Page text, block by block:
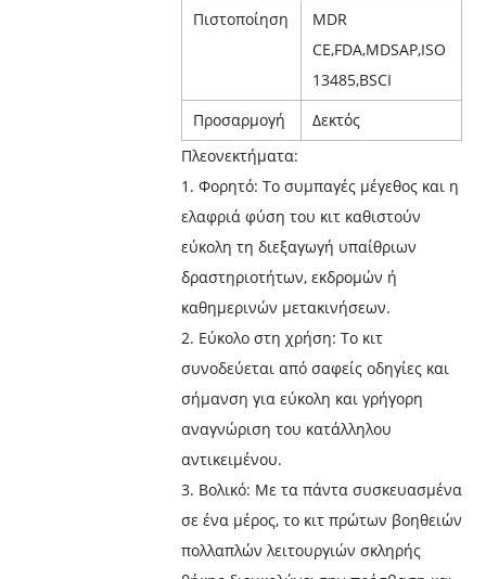
Πιστοποίηση
MDR
CE,FDA,MDSAP,ISO
13485,BSCI
Προσαρμογή
Δεκτός
Πλεονεκτήματα:
1. Φορητό: Το συμπαγές μέγεθος και η
ελαφριά φύση του κιτ καθιστούν
εύκολη τη διεξαγωγή υπαίθριων
δραστηριοτήτων, εκδρομών ή
καθημερινών μετακινήσεων.
2. Εύκολο στη χρήση: Το κιτ
συνοδεύεται από σαφείς οδηγίες και
σήμανση για εύκολη και γρήγορη
αναγνώριση του κατάλληλου
αντικειμένου.
3. Βολικό: Με τα πάντα συσκευασμένα
σε ένα μέρος, το κιτ πρώτων βοηθειών
πολλαπλών λειτουργιών σκληρής